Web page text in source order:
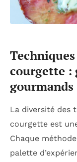
courgette :
gourmands
La diversité des
courgette est
Chaque
palette